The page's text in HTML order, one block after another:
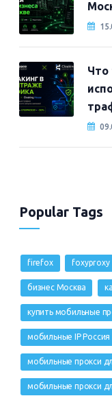
Что
Popular Tags
firefox foxyproxy
бизнес Москва
купить мобильные
мобильные IP Россия
мобильные прокси
мобильные прокси